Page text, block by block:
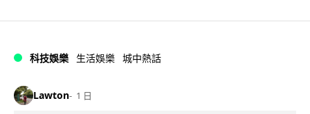
科技娛樂 生活娛樂 城中熱話
Lawton 1 日